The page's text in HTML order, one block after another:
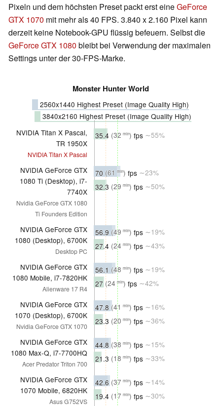
Pixeln und dem höchsten Preset packt erst eineGeForce
GTX 1070 mit mehr als 40 FPS. 3.840 x 2.160 Pixel kann
derzeit keine Notebook-GPU flüssig befeuern. Selbst die
GeForce GTX 1080 bleibt bei Verwendung der maximalen
Settings unter der 30-FPS-Marke.
Monster Hunter World
2560x1440 Highest Preset (Image Quality High)
3840x2160 Highest Preset (Image Quality High)
NVIDIA Titan X Pascal,
TR 1950X
NVIDIA Titan X Pascal
35.4 (32 min) fps ∼55%
NVIDIA GeForce GTX
1080 Ti (Desktop), i7-
7740X
Nvidia GeForce GTX 1080
Ti Founders Edition
70 (61 min) fps ∼23%
32.3 (29 min) fps ∼50%
NVIDIA GeForce GTX
1080 (Desktop), 6700K
Desktop PC
56.9 (49 min) fps ∼19%
27.4 (24 min) fps ∼43%
NVIDIA GeForce GTX
1080 Mobile, i7-7820HK
Alienware 17 R4
56.1 (48 min) fps ∼19%
27(24 min) fps ∼42%
NVIDIA GeForce GTX
1070 (Desktop), 6700K
Nvidia GeForce GTX 1070
47.8(41 min) fps ∼16%
23.3 (20 min) fps ∼36%
NVIDIA GeForce GTX
1080 Max-Q, i7-7700HQ
Acer Predator Triton 700
44.8(38 min) fps ∼15%
21.3 (18 min) fps ∼33%
NVIDIA GeForce GTX
1070 Mobile, 6820HK
Asus G752VS
42.6(37 min) fps ∼14%
19.4 (17 min) fps ∼30%